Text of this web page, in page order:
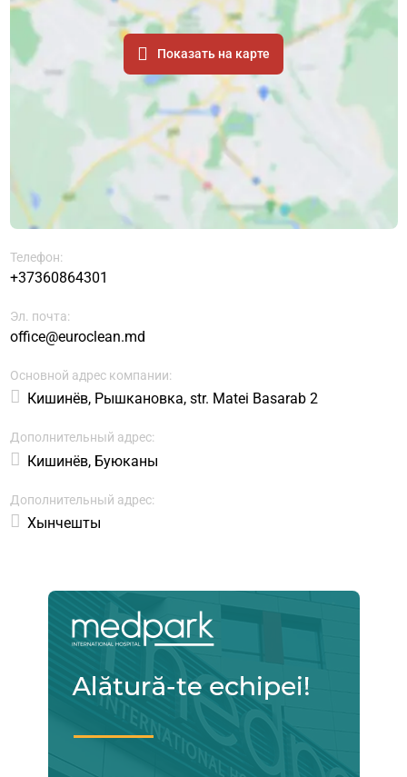
Показать на карте
Телефон:
+37360864301
Эл. почта:
office@euroclean.md
Основной адрес компании:
Кишинёв, Рышкановка, str. Matei Basarab 2
Дополнительный адрес:
Кишинёв, Буюканы
Дополнительный адрес:
Хынчешты